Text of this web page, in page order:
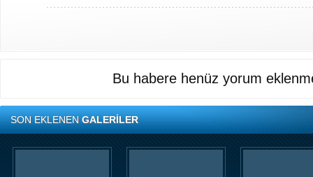
Bu habere henüz yorum
SON EKLENENGALERİLER